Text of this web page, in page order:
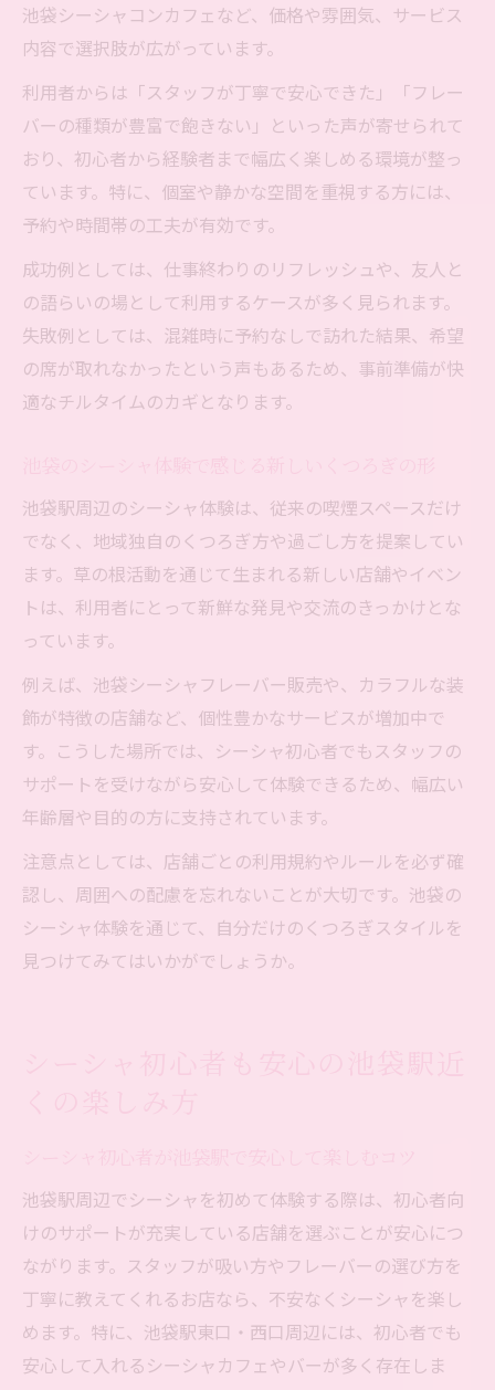
池袋シーシャコンカフェなど、価格や雰囲気、サービス
内容で選択肢が広がっています。
利用者からは「スタッフが丁寧で安心できた」「フレー
バーの種類が豊富で飽きない」といった声が寄せられて
おり、初心者から経験者まで幅広く楽しめる環境が整っ
ています。特に、個室や静かな空間を重視する方には、
予約や時間帯の工夫が有効です。
成功例としては、仕事終わりのリフレッシュや、友人と
の語らいの場として利用するケースが多く見られます。
失敗例としては、混雑時に予約なしで訪れた結果、希望
の席が取れなかったという声もあるため、事前準備が快
適なチルタイムのカギとなります。
池袋駅周辺のシーシャ体験は、従来の喫煙スペースだけ
でなく、地域独自のくつろぎ方や過ごし方を提案してい
ます。草の根活動を通じて生まれる新しい店舗やイベン
トは、利用者にとって新鮮な発見や交流のきっかけとな
っています。
例えば、池袋シーシャフレーバー販売や、カラフルな装
飾が特徴の店舗など、個性豊かなサービスが増加中で
す。こうした場所では、シーシャ初心者でもスタッフの
サポートを受けながら安心して体験できるため、幅広い
年齢層や目的の方に支持されています。
注意点としては、店舗ごとの利用規約やルールを必ず確
認し、周囲への配慮を忘れないことが大切です。池袋の
シーシャ体験を通じて、自分だけのくつろぎスタイルを
見つけてみてはいかがでしょうか。
池袋駅周辺でシーシャを初めて体験する際は、初心者向
けのサポートが充実している店舗を選ぶことが安心につ
ながります。スタッフが吸い方やフレーバーの選び方を
丁寧に教えてくれるお店なら、不安なくシーシャを楽し
めます。特に、池袋駅東口・西口周辺には、初心者でも
安心して入れるシーシャカフェやバーが多く存在しま